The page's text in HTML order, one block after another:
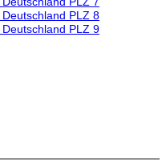
PLZ 8
PLZ 9